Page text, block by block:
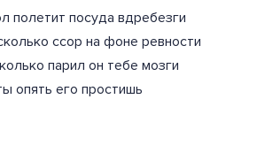
полетит посуда вдребезги
ссор на фоне ревности
парил он тебе мозги
опять его простишь